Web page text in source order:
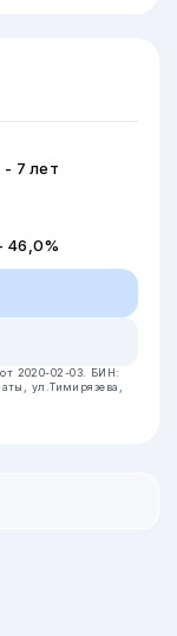
- 7 лет
46,0%
2020-02-03. БИН:
ул.Тимирязева,